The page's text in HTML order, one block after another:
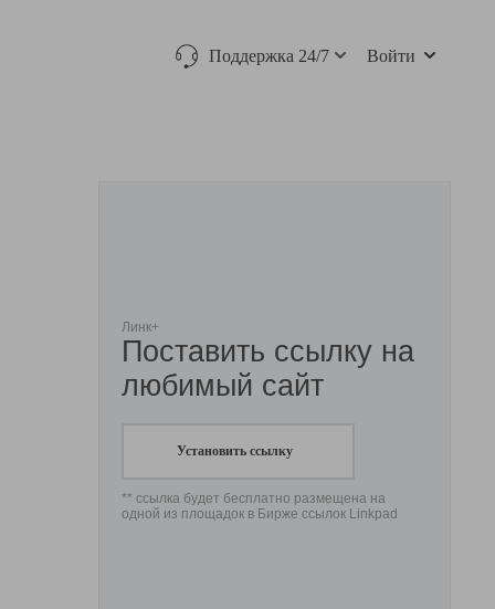
Поддержка 24/7 Войти
Линк+
Поставить ссылку на
любимый сайт
Установить ссылку
** ссылка будет бесплатно размещена на
одной из площадок в Бирже ссылок Linkpad